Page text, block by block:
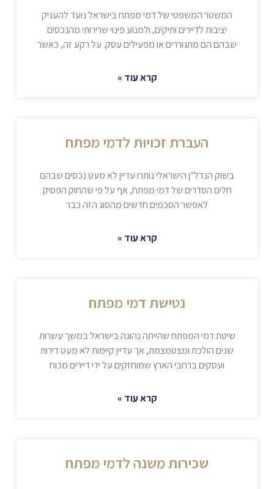
המשטר המשפטי של דמי מפתח בישראל נועד להעניק
יציבות לדיירים ותיקים, ולמנוע פינוי שרירותי מהנכסים
שבהם הם מתגוררים או מפעילים עסק. על רקע זה, כאשר
קרא עוד »
העברת זכויות לדמי מפתח
בשוק הנדל"ן הישראלי נותרו עדיין לא מעט נכסים שבהם
חלים הסדרים של דמי מפתח, אף על פי שהחוק הפסיק
לאפשר הסכמים חדשים מהסוג הזה כבר
קרא עוד »
נטישת דמי מפתח
שיטת דמי המפתח שהייתה נהוגה בישראל במשך עשרות
שנים הולכת ומצטמצמת, אך עדיין קיימות לא מעט דירות
ועסקים ברחבי הארץ שמוחזקים על ידי דיירים מכוח
קרא עוד »
שכירות משנה לדמי מפתח